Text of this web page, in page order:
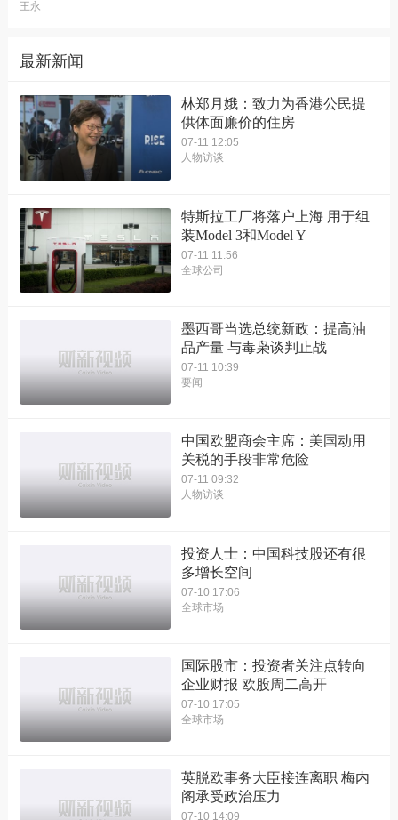
王永
最新新闻
林郑月娥：致力为香港公民提
供体面廉价的住房
07-11 12:05
人物访谈
特斯拉工厂将落户上海 用于组
装Model 3和Model Y
07-11 11:56
全球公司
墨西哥当选总统新政：提高油
品产量 与毒枭谈判止战
07-11 10:39
要闻
中国欧盟商会主席：美国动用
关税的手段非常危险
07-11 09:32
人物访谈
投资人士：中国科技股还有很
多增长空间
07-10 17:06
全球市场
国际股市：投资者关注点转向
企业财报 欧股周二高开
07-10 17:05
全球市场
英脱欧事务大臣接连离职 梅内
阁承受政治压力
07-10 14:09